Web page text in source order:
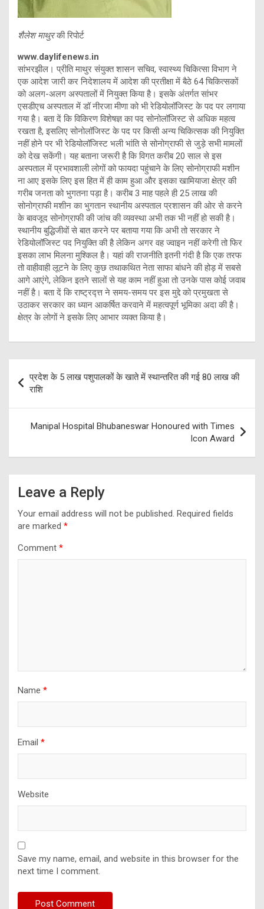
शैलेश माथुरकी रिपोर्ट
www.daylifenews.in
सांभरझील। प्रीति माथुर संयुक्त शासन सचिव, स्वास्थ्य चिकित्सा विभाग ने
एक आदेश जारी कर निदेशालय में आदेश की प्रतीक्षा में बैठे 64 चिकित्सकों
को अलग-अलग अस्पतालों में नियुक्त किया है। इसके अंतर्गत सांभर
एसडीएच अस्पताल में डॉ नीरजा मीणा को भी रेडियोलॉजिस्ट के पद पर लगाया
गया है। बता दें कि विकिरण विशेषज्ञ का पद सोनोलॉजिस्ट से अधिक महत्व
रखता है, इसलिए सोनोलॉजिस्ट के पद पर किसी अन्य चिकित्सक की नियुक्ति
नहीं होने पर भी रेडियोलॉजिस्ट भली भांति से सोनोग्राफी से जुड़े सभी मामलों
को देख सकेंगी। यह बताना जरूरी है कि विगत करीब 20 साल से इस
अस्पताल में प्रभावशाली लोगों को फायदा पहुंचाने के लिए सोनोग्राफी मशीन
ना आए इसके लिए इस हित में ही काम हुआ और इसका खामियाजा क्षेत्र की
गरीब जनता को भुगतना पड़ा है। करीब 3 माह पहले ही 25 लाख की
सोनोग्राफी मशीन का भुगतान स्थानीय अस्पताल प्रशासन की ओर से करने
के बावजूद सोनोग्राफी की जांच की व्यवस्था अभी तक भी नहीं हो सकी है।
स्थानीय बुद्धिजीवों से बात करने पर बताया गया कि अभी तो सरकार ने
रेडियोलॉजिस्ट पद नियुक्ति की है लेकिन अगर वह ज्वाइन नहीं करेगी तो फिर
इसका लाभ मिलना मुश्किल है। यहां की राजनीति इतनी गंदी है कि एक तरफ
तो वाहीवाही लूटने के लिए कुछ तथाकथित नेता साफा बांधने की होड़ में सबसे
आगे आएंगे, लेकिन इतने सालों से यह काम नहीं हुआ तो उनके पास कोई जवाब
नहीं है। बता दें कि राष्ट्रद्त्त ने समय-समय पर इस मुद्दे को प्रमुखता से
उठाकर सरकार का ध्यान आकर्षित करवाने में महत्वपूर्ण भूमिका अदा की है।
क्षेत्र के लोगों ने इसके लिए आभार व्यक्त किया है।
navigation
प्रदेश के 5 लाख पशुपालकों के खाते में स्थान्तरित की गई 80 लाख की
राशि
Manipal Hospital Bhubaneswar Honoured with Times
Icon Award
Leave a Reply
Your email address will not be published. Required fields
are marked *
Comment *
Name *
Email *
Website
Save my name, email, and website in this browser for the
next time I comment.